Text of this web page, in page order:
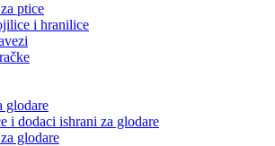
ptice
i hranilice
glodare
i dodaci ishrani za glodare
glodare